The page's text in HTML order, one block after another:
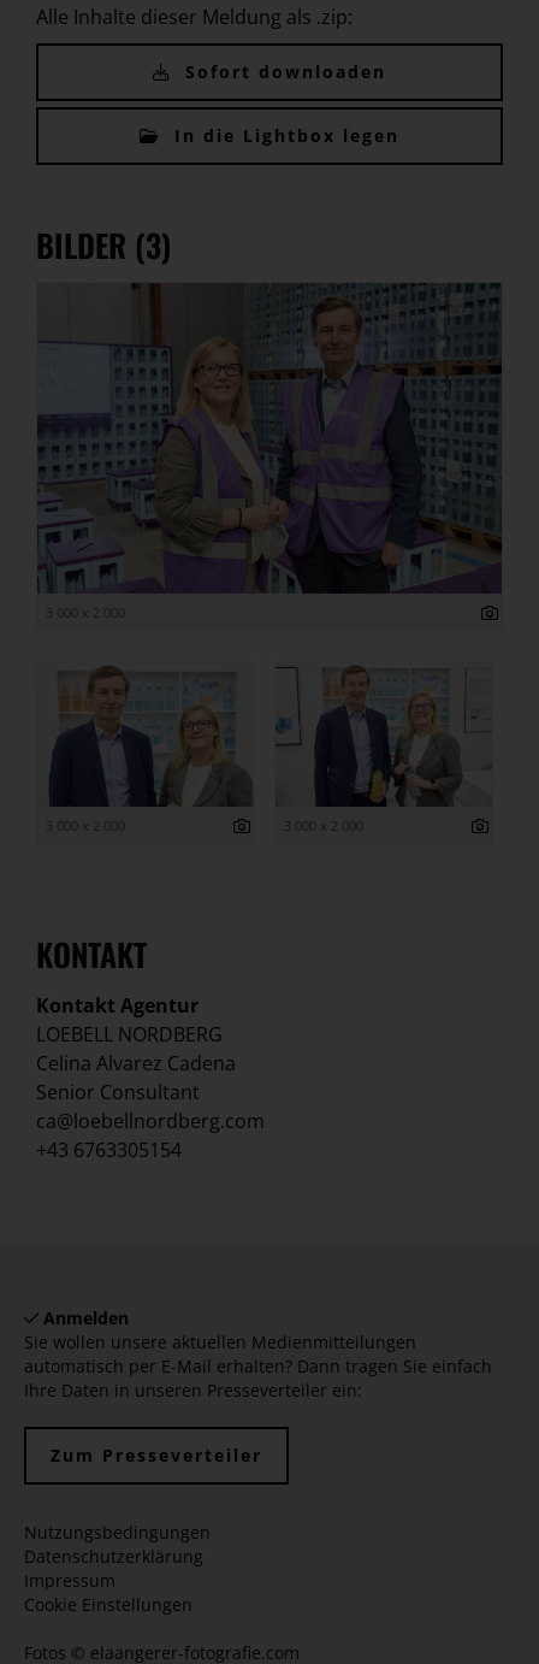
Alle Inhalte dieser Meldung als .zip:
Sofort downloaden
In die Lightbox legen
BILDER (3)
3 000 x 2 000
3 000 x 2 000 3 000 x 2 000
KONTAKT
Kontakt Agentur
LOEBELL NORDBERG
Celina Alvarez Cadena
Senior Consultant
ca@loebellnordberg.com
+43 6763305154
Anmelden
Sie wollen unsere aktuellen Medienmitteilungen
automatisch per E-Mail erhalten? Dann tragen Sie einfach
Ihre Daten in unseren Presseverteiler ein:
Zum Presseverteiler
Nutzungsbedingungen
Datenschutzerklärung
Impressum
Cookie Einstellungen
Fotos © elaangerer-fotografie.com